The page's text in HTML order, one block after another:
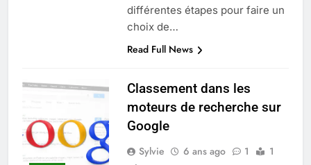
différentes étapes pour faire un
choix de…
Read Full News
Classement dans les
moteurs de recherche sur
Google
Sylvie 6 ans ago 1
1